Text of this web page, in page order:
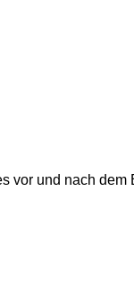
vor und nach